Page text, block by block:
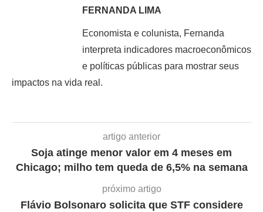
FERNANDA LIMA
Economista e colunista, Fernanda
interpreta indicadores macroeconômicos
e políticas públicas para mostrar seus
impactos na vida real.
artigo anterior
Soja atinge menor valor em 4 meses em
Chicago; milho tem queda de 6,5% na semana
próximo artigo
Flávio Bolsonaro solicita que STF considere